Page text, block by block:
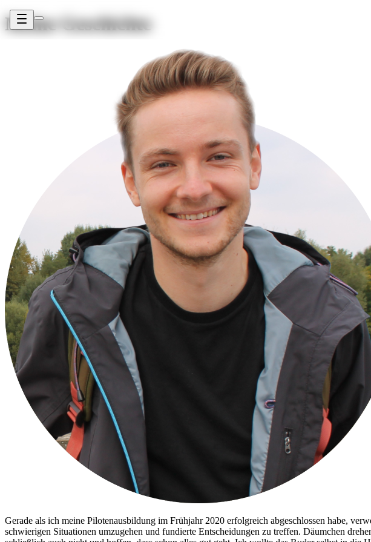
Meine Geschichte
Gerade als ich meine Pilotenausbildung im Frühjahr 2020 erfolgreich abgeschlossen habe,
schwierigen Situationen umzugehen und fundierte Entscheidungen zu treffen. Däumchen